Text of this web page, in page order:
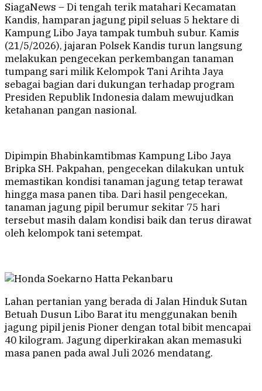
SiagaNews – Di tengah terik matahari Kecamatan
Kandis, hamparan jagung pipil seluas 5 hektare di
Kampung Libo Jaya tampak tumbuh subur. Kamis
(21/5/2026), jajaran Polsek Kandis turun langsung
melakukan pengecekan perkembangan tanaman
tumpang sari milik Kelompok Tani Arihta Jaya
sebagai bagian dari dukungan terhadap program
Presiden Republik Indonesia dalam mewujudkan
ketahanan pangan nasional.
Dipimpin Bhabinkamtibmas Kampung Libo Jaya
Bripka SH. Pakpahan, pengecekan dilakukan untuk
memastikan kondisi tanaman jagung tetap terawat
hingga masa panen tiba. Dari hasil pengecekan,
tanaman jagung pipil berumur sekitar 75 hari
tersebut masih dalam kondisi baik dan terus dirawat
oleh kelompok tani setempat.
Lahan pertanian yang berada di Jalan Hinduk Sutan
Betuah Dusun Libo Barat itu menggunakan benih
jagung pipil jenis Pioner dengan total bibit mencapai
40 kilogram. Jagung diperkirakan akan memasuki
masa panen pada awal Juli 2026 mendatang.